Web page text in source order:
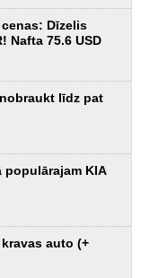
Dīzelis
Nafta 75.6 USD
līdz pat
populārajam KIA
auto (+